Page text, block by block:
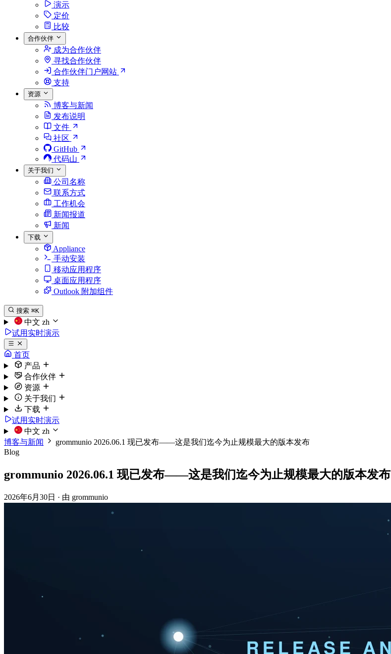
演示
定价
比较
合作伙伴
成为合作伙伴
寻找合作伙伴
合作伙伴门户网站
支持
资源
博客与新闻
发布说明
文件
社区
GitHub
代码山
关于我们
公司名称
联系方式
工作机会
新闻报道
新闻
下载
Appliance
手动安装
移动应用程序
桌面应用程序
Outlook 附加组件
搜索 ⌘K
中文 zh
试用实时演示
首页
产品
合作伙伴
资源
关于我们
下载
试用实时演示
中文 zh
博客与新闻
grommunio 2026.06.1 现已发布——这是我们迄今为止规模最大的版本发布
Blog
grommunio 2026.06.1 现已发布——这是我们迄今为止规模最大的版本发布
2026年6月30日 · 由 grommunio